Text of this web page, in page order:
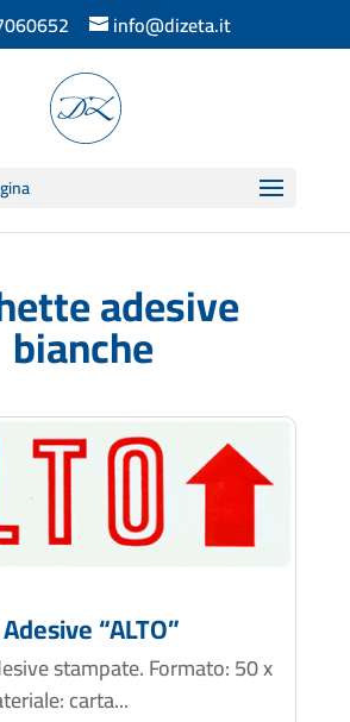
info@dizeta.it
adesive
bianche
“ALTO”
stampate. Formato: 50 x
carta...